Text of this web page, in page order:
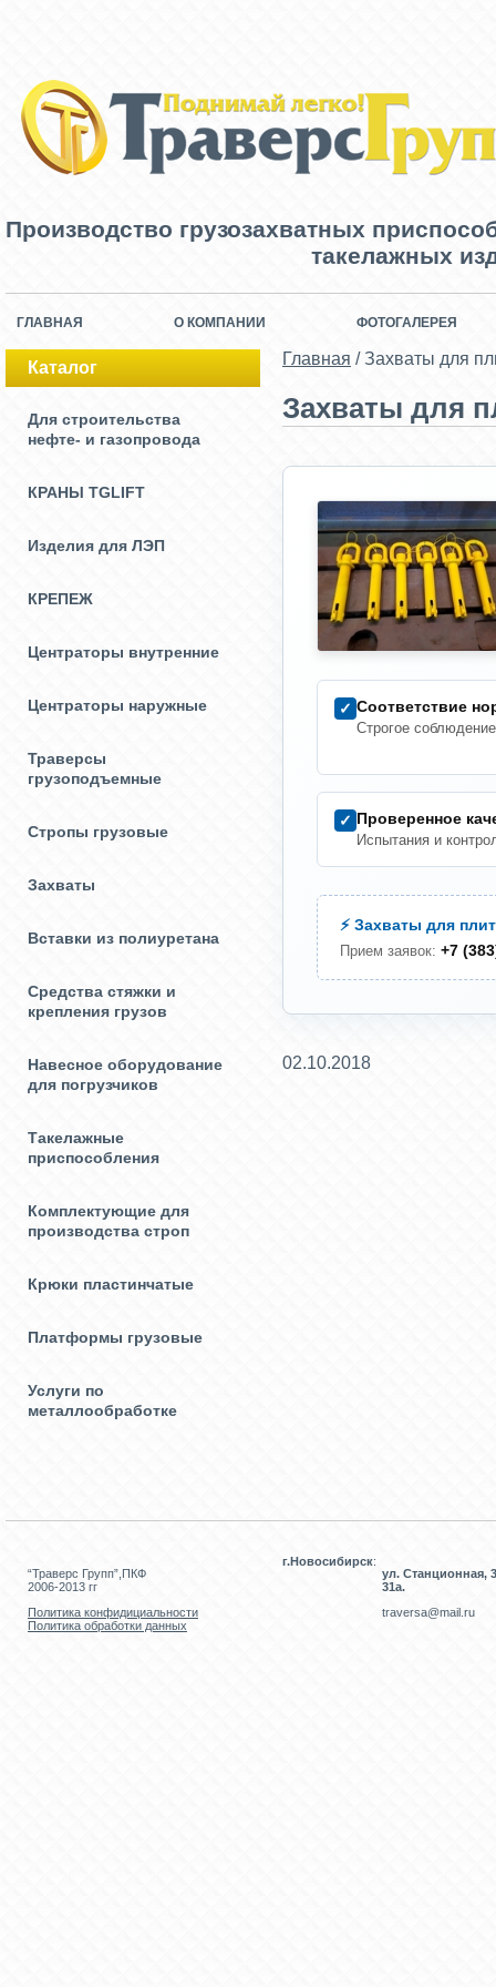
Производство грузозахватных
такелажных
ГЛАВНАЯ О КОМПАНИИ ФОТОГАЛЕРЕЯ
Каталог
Для строительства
нефте- и газопровода
КРАНЫ TGLIFT
Изделия для ЛЭП
КРЕПЕЖ
Центраторы внутренние
Центраторы наружные
Траверсы
грузоподъемные
Стропы грузовые
Захваты
Вставки из полиуретана
Средства стяжки и
крепления грузов
Навесное оборудование
для погрузчиков
Такелажные
приспособления
Комплектующие для
производства строп
Крюки пластинчатые
Платформы грузовые
Услуги по
металлообработке
Главная /Захваты для
Захваты для
✓ Соответствие
Строгое
✓ Проверенное
Испытания и
⚡ Захваты для
Прием заявок: +7
02.10.2018
“Траверс Групп”,ПКФ
2006-2013 гг
Политика конфидициальности
Политика обработки данных
г.Новосибирск:
ул. Станционная,
31а.
traversa@mail.ru